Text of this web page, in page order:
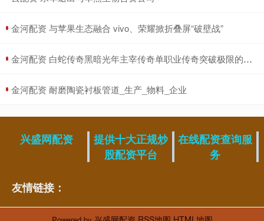
​金河配资 与苹果生态融合 vivo、荣耀掀折叠屏“破壁战”
​金河配资 白蛇传奇黑暗光年主宰传奇单职业传奇突破极限的关键道具--境界丹_玩家_巅峰_竞技
​金河配资 耐磨陶瓷衬板管道_生产_物料_企业
兴盛网配资
提供十大正规炒
股配资平台
在线配资查询服
务
友情链接：